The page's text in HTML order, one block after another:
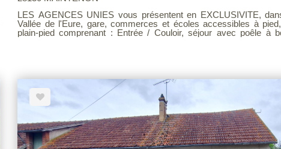
LES AGENCES UNIES vous présentent en EXCLUSIVITE,
Vallée de l'Eure, gare, commerces et écoles accessibles à
plain-pied comprenant : Entrée / Couloir, séjour avec poêle à bois, cuisine, salle